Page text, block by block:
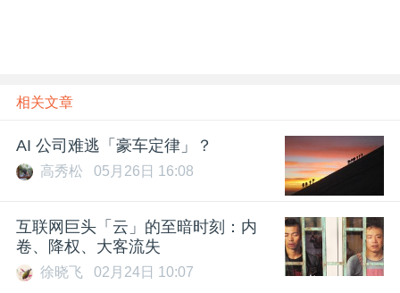
相关文章
AI 公司难逃「豪车定律」？
高秀松 05月26日 16:08
互联网巨头「云」的至暗时刻：内
卷、降权、大客流失
徐晓飞 02月24日 10:07